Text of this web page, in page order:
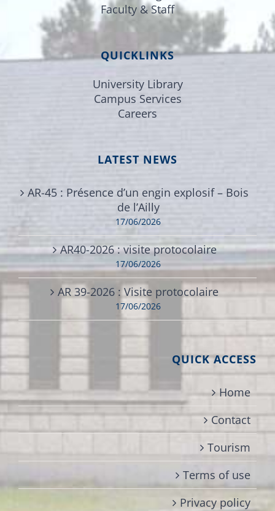
Faculty & Staff
QUICKLINKS
University Library
Campus Services
Careers
LATEST NEWS
AR-45 : Présence d’un engin explosif – Bois
de l’Ailly
17/06/2026
AR40-2026 : visite protocolaire
17/06/2026
AR 39-2026 : Visite protocolaire
17/06/2026
QUICK ACCESS
Home
Contact
Tourism
Terms of use
Privacy policy